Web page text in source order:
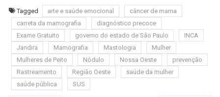
Tagged arte e saúde emocional
câncer de mama
carreta da mamografia
diagnóstico precoce
Exame Gratuito
governo do estado de São Paulo
INCA
Jandira
Mamografia Mastologia
Mulher
Mulheres de Peito
Nódulo Nossa Oeste
prevenção
Rastreamento
Região Oeste
saúde da mulher
saúde pública
SUS